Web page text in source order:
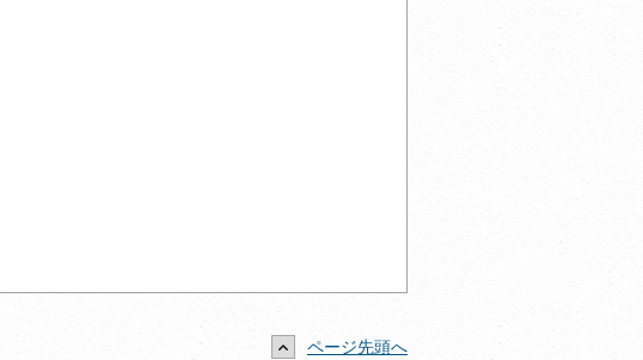
ページ先頭へ